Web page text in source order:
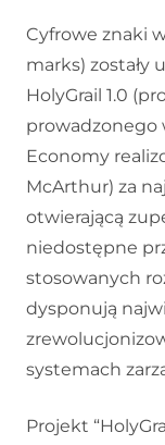
Cyfrowe znaki
marks) zostały
HolyGrail 1.0
prowadzonego
Economy
McArthur) za
otwierającą
niedostępne
stosowanych
dysponują
systemach
Projekt